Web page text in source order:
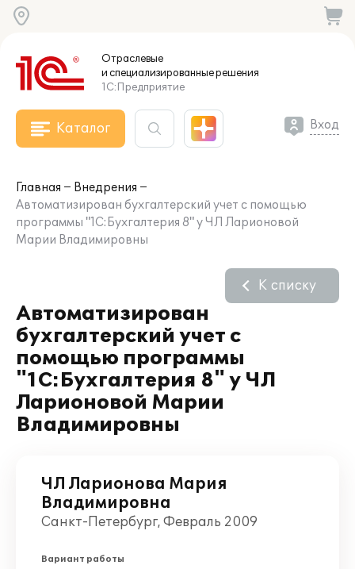
Отраслевые
и специализированныерешения
1С:Предприятие
Каталог Вход
Главная
Внедрения
Автоматизирован бухгалтерский учет с помощью
программы "1С:Бухгалтерия 8" у ЧЛ Ларионовой
Марии Владимировны
Автоматизирован
бухгалтерский учет с
помощью программы
"1С:Бухгалтерия 8" у ЧЛ
Ларионовой Марии
Владимировны
К списку
ЧЛ Ларионова Мария
Владимировна
Санкт-Петербург, Февраль 2009
Вариант работы